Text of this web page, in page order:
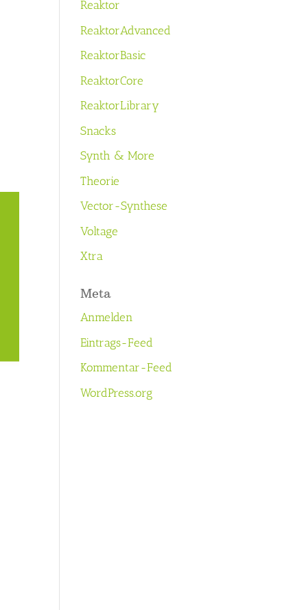
Reaktor
ReaktorAdvanced
ReaktorBasic
ReaktorCore
ReaktorLibrary
Snacks
Synth & More
Theorie
Vector-Synthese
Voltage
Xtra
Meta
Anmelden
Eintrags-Feed
Kommentar-Feed
WordPress.org